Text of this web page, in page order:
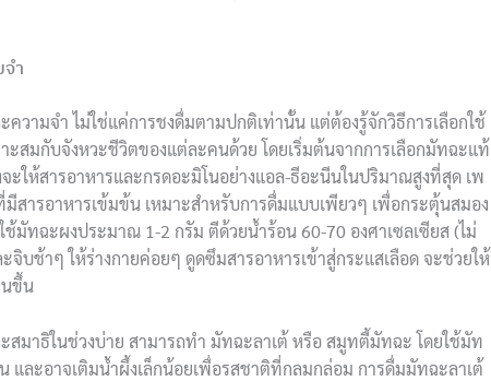
ำ
วามจำ ไม่ใช่แค่การชงดื่มตามปกติเท่านั้น แต่ต้องรู้จักวิธีการเลือกใช้
สมกับจังหวะชีวิตของแต่ละคนด้วย โดยเริ่มต้นจากการเลือกมัทฉะแท้
จะให้สารอาหารและกรดอะมิโนอย่างแอล-ธีอะนีนในปริมาณสูงที่สุด เพ
สารอาหารเข้มข้น เหมาะสำหรับการดื่มแบบเพียวๆ เพื่อกระตุ้นสมอง
ช้มัทฉะผงประมาณ 1-2 กรัม ตีด้วยน้ำร้อน 60-70 องศาเซลเซียส (ไม่
บช้าๆ ให้ร่างกายค่อยๆ ดูดซึมสารอาหารเข้าสู่กระแสเลือด จะช่วยให้
นขึ้น
มาธิในช่วงบ่าย สามารถทำ มัทฉะลาเต้ หรือ สมูทตี้มัทฉะ โดยใช้มัท
ละอาจเติมน้ำผึ้งเล็กน้อยเพื่อรสชาติที่กลมกล่อม การดื่มมัทฉะลาเต้